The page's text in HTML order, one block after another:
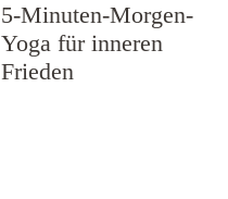
5-Minuten-Morgen-
Yoga für inneren
Frieden